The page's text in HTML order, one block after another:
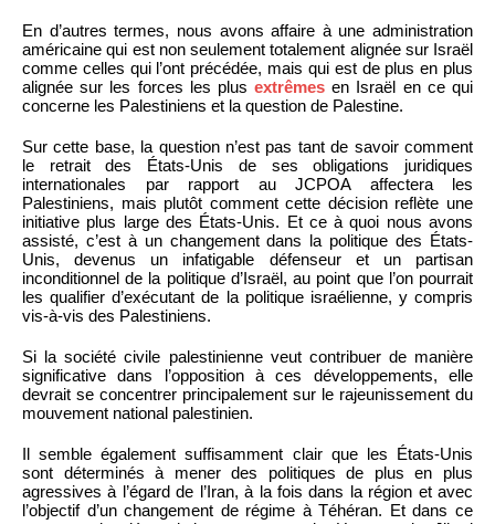
En d’autres termes, nous avons affaire à une administration
américaine qui est non seulement totalement alignée sur Israël
comme celles qui l’ont précédée, mais qui est de plus en plus
alignée sur les forces les plusextrêmes en Israël en ce qui
concerne les Palestiniens et la question de Palestine.
Sur cette base, la question n’est pas tant de savoir comment
le retrait des États-Unis de ses obligations juridiques
internationales par rapport au JCPOA affectera les
Palestiniens, mais plutôt comment cette décision reflète une
initiative plus large des États-Unis. Et ce à quoi nous avons
assisté, c’est à un changement dans la politique des États-
Unis, devenus un infatigable défenseur et un partisan
inconditionnel de la politique d’Israël, au point que l’on pourrait
les qualifier d’exécutant de la politique israélienne, y compris
vis-à-vis des Palestiniens.
Si la société civile palestinienne veut contribuer de manière
significative dans l’opposition à ces développements, elle
devrait se concentrer principalement sur le rajeunissement du
mouvement national palestinien.
Il semble également suffisamment clair que les États-Unis
sont déterminés à mener des politiques de plus en plus
agressives à l’égard de l’Iran, à la fois dans la région et avec
l’objectif d’un changement de régime à Téhéran. Et dans ce